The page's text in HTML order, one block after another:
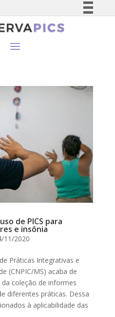
Simplifique!
de PICS para
e insônia
11/2020
Práticas Integrativas e
(CNPIC/MS) acaba de
coleção de informes
diferentes práticas. Dessa
à aplicabilidade das